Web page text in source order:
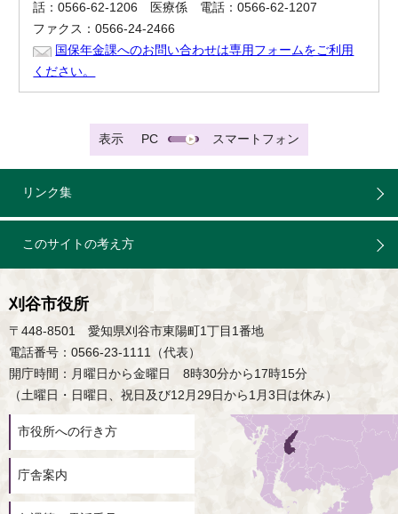
話：0566-62-1206 医療係 電話：0566-62-1207
ファクス：0566-24-2466
国保年金課へのお問い合わせは専用フォームをご利用
ください。
表示 PC スマートフォン
リンク集
このサイトの考え方
刈谷市役所
〒448-8501 愛知県刈谷市東陽町1丁目1番地
電話番号：0566-23-1111（代表）
開庁時間：月曜日から金曜日 8時30分から17時15分
（土曜日・日曜日、祝日及び12月29日から1月3日は休み）
市役所への行き方
庁舎案内